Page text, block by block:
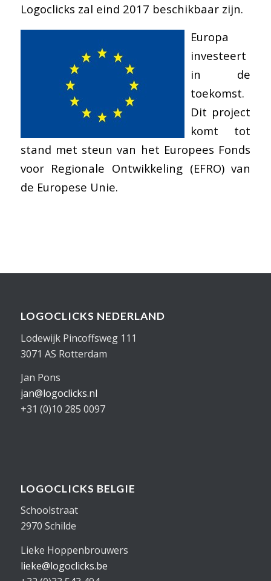
Logoclicks zal eind 2017 beschikbaar zijn.
Europa
investeert
in de
toekomst.
Dit project
komt tot
stand met steun van het Europees Fonds
voor Regionale Ontwikkeling (EFRO) van
de Europese Unie.
LOGOCLICKS NEDERLAND
Lodewijk Pincoffsweg 111
3071 AS Rotterdam
Jan Pons
jan@logoclicks.nl
+31 (0)10 285 0097
LOGOCLICKS BELGIE
Schoolstraat
2970 Schilde
Lieke Hoppenbrouwers
lieke@logoclicks.be